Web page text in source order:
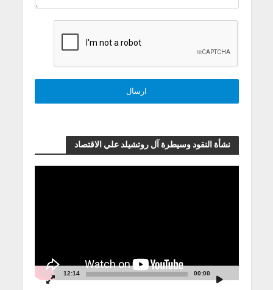
نشأة النقود وسيطرة آل روتشيلد علي الاقتصاد
00:00
12:14